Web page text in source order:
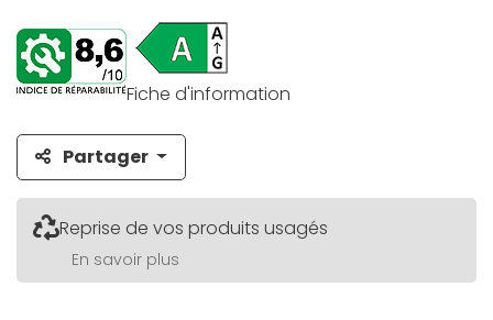
Fiche d'information
Partager
Reprise de vos produits usagés
En savoir plus